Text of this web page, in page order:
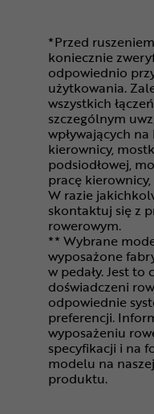
*Przed
koniecznie
odpowiednio
użytkowania.
wszystkich
szczególnym
wpływających
kierownicy,
podsiodłowej,
pracę
W razie
skontaktuj się z
rowerowym.
** Wybrane
wyposażone
w pedały. Jest to
doświadczeni
odpowiednie
preferencji.
wyposażeniu
specyfikacji i na
modelu na
produktu.